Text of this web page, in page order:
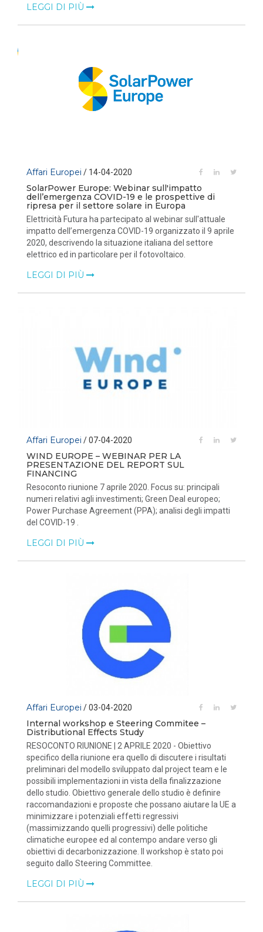
LEGGI DI PIÙ
Affari Europei / 14-04-2020
SolarPower Europe: Webinar sull'impatto
dell’emergenza COVID-19 e le prospettive di
ripresa per il settore solare in Europa
Elettricità Futura ha partecipato al webinar sull'attuale
impatto dell’emergenza COVID-19 organizzato il 9 aprile
2020, descrivendo la situazione italiana del settore
elettrico ed in particolare per il fotovoltaico.
LEGGI DI PIÙ
Affari Europei / 07-04-2020
WIND EUROPE – WEBINAR PER LA
PRESENTAZIONE DEL REPORT SUL
FINANCING
Resoconto riunione 7 aprile 2020. Focus su: principali
numeri relativi agli investimenti; Green Deal europeo;
Power Purchase Agreement (PPA); analisi degli impatti
del COVID-19 .
LEGGI DI PIÙ
Affari Europei / 03-04-2020
Internal workshop e Steering Commitee –
Distributional Effects Study
RESOCONTO RIUNIONE | 2 APRILE 2020 - Obiettivo
specifico della riunione era quello di discutere i risultati
preliminari del modello sviluppato dal project team e le
possibili implementazioni in vista della finalizzazione
dello studio. Obiettivo generale dello studio è definire
raccomandazioni e proposte che possano aiutare la UE a
minimizzare i potenziali effetti regressivi
(massimizzando quelli progressivi) delle politiche
climatiche europee ed al contempo andare verso gli
obiettivi di decarbonizzazione. Il workshop è stato poi
seguito dallo Steering Committee.
LEGGI DI PIÙ